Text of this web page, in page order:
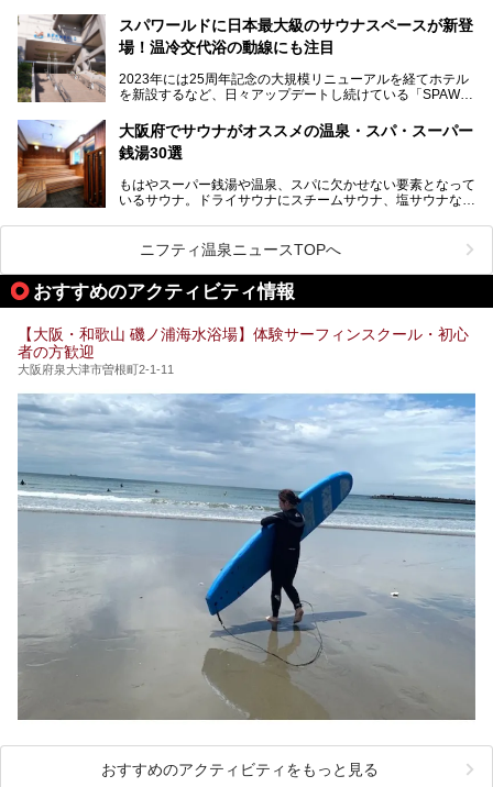
本記事では、そんなリニューアル後の注目ポイントを詳しく
紹介します。これから「鶴見緑地湯元水春」に訪れる方や、
い。
利用できる「神州温泉 あるごの湯」です。
あるごの湯は、大阪府豊中市にある日帰り温浴施設で、阪急
チムジルバン（岩盤浴）を中心に、発汗・リラックス・漫画
タイムまで満喫できる長時間滞在型の施設なので、一日中ゆ
る迫力ある熱波パフォーマンスも毎日行われており、“とと
のう”体験をしっかり楽しめるのもポイントです。
ケやボウリングといった遊び場もあり、友人同士やカップル
で“遊び+癒し”の一日を過ごすのにもぴったり。
処にいたるまで魅力をたっぷり堪能してきたので、その全容
スパワールドに日本最大級のサウナスペースが新登
場！温冷交代浴の動線にも注目
2023年には25周年記念の大規模リニューアルを経てホテル
を新設するなど、日々アップデートし続けている「SPAWO
そんなスパワールドが2025年11月15日（土）に、新たな浴
室や日本最大級140人収容の大規模サウナを携えてリニュー
アルオープン！浴室である4F・6Fそれぞれにリニューアル
大規模リニューアルの全容を確認すべく、リニューアルプレ
オープンイベントに行ってきました！今回はそのリニューア
大阪府でサウナがオススメの温泉・スパ・スーパー
銭湯30選
もはやスーパー銭湯や温泉、スパに欠かせない要素となって
いるサウナ。ドライサウナにスチームサウナ、塩サウナな
ペース、ロウリュウなど、心ゆくまで楽しむためのサービス
が充実した施設も多くみられます。
今回はそんなサウナにこだわった、大阪府内のオススメ温
泉・銭湯・スパを30件紹介したいと思います！
ニフティ温泉ニュースTOPへ
おすすめのアクティビティ情報
【大阪・和歌山 磯ノ浦海水浴場】体験サーフィンスクール・初心
者の方歓迎
大阪府泉大津市曽根町2-1-11
おすすめのアクティビティをもっと見る